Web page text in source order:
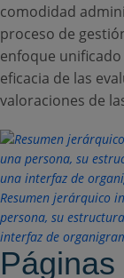
comodidad
proceso de
enfoque
eficacia de las
valoraciones de
Resumen jerárquico
persona, su
interfaz de